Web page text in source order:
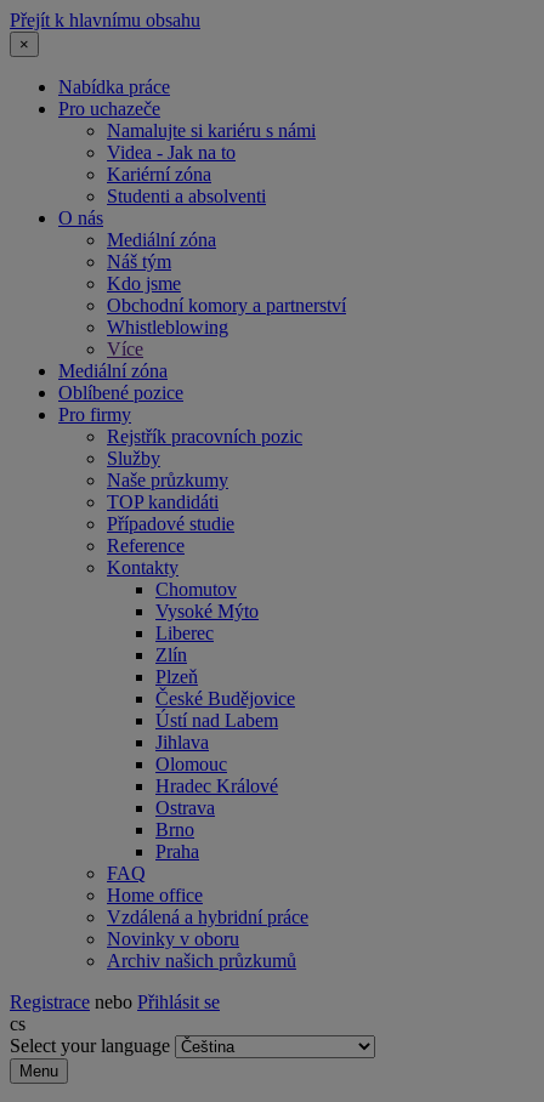
Přejít k hlavnímu obsahu
×
Nabídka práce
Pro uchazeče
Namalujte si kariéru s námi
Videa - Jak na to
Kariérní zóna
Studenti a absolventi
O nás
Mediální zóna
Náš tým
Kdo jsme
Obchodní komory a partnerství
Whistleblowing
Více
Mediální zóna
Oblíbené pozice
Pro firmy
Rejstřík pracovních pozic
Služby
Naše průzkumy
TOP kandidáti
Případové studie
Reference
Kontakty
Chomutov
Vysoké Mýto
Liberec
Zlín
Plzeň
České Budějovice
Ústí nad Labem
Jihlava
Olomouc
Hradec Králové
Ostrava
Brno
Praha
FAQ
Home office
Vzdálená a hybridní práce
Novinky v oboru
Archiv našich průzkumů
Registrace nebo Přihlásit se
cs
Select your language
Menu